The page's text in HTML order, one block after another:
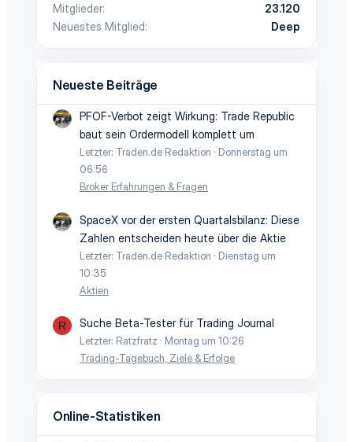
Mitglieder
23.120
Neuestes Mitglied
Deep
Neueste Beiträge
PFOF-Verbot zeigt Wirkung: Trade Republic
baut sein Ordermodell komplett um
Letzter: Traden.de Redaktion
Donnerstag um
06:56
Broker Erfahrungen & Fragen
SpaceX vor der ersten Quartalsbilanz: Diese
Zahlen entscheiden heute über die Aktie
Letzter: Traden.de Redaktion
Dienstag um
10:35
Aktien
R Suche Beta-Tester für Trading Journal
Letzter: Ratzfratz
Montag um 10:26
Trading-Tagebuch, Ziele & Erfolge
Online-Statistiken